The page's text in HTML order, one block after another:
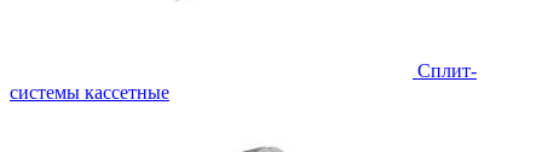
Сплит-
системы кассетные